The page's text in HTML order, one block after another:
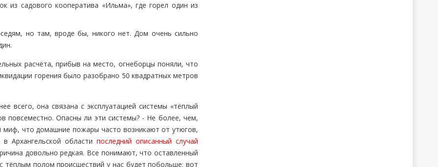
из садового кооператива «Ильма», где горел один из
но там, вроде бы, никого нет. Дом очень сильно
расчёта, прибыв на место, огнеборцы поняли, что
горения было разобрано 50 квадратных метров
всего, она связана с эксплуатацией системы «тёплый
повсеместно. Опасны ли эти системы? - Не более, чем,
миф, что домашние пожары часто возникают от утюгов,
Архангельской области последний описанный случай
довольно редкая. Все понимают, что оставленный
полом происшествий у нас будет побольше: вот